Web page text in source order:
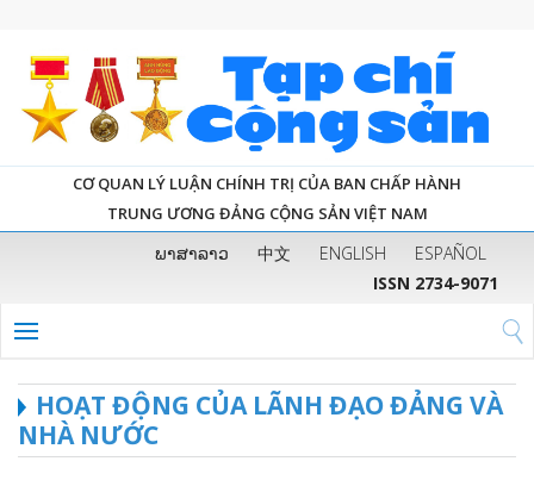
CƠ QUAN LÝ LUẬN CHÍNH TRỊ CỦA BAN CHẤP HÀNH
TRUNG ƯƠNG ĐẢNG CỘNG SẢN VIỆT NAM
ພາສາລາວ 中文 ENGLISH
ESPAÑOL
ISSN 2734-9071
HOẠT ĐỘNG CỦA LÃNH ĐẠO ĐẢNG VÀ
NHÀ NƯỚC